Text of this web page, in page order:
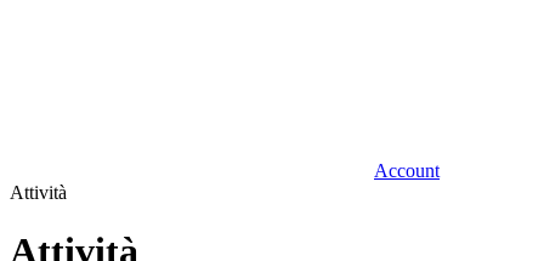
Account
Attività
Attività